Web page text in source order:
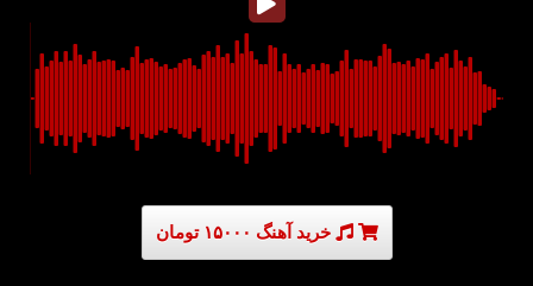
خرید آهنگ ۱۵۰۰۰ تومان